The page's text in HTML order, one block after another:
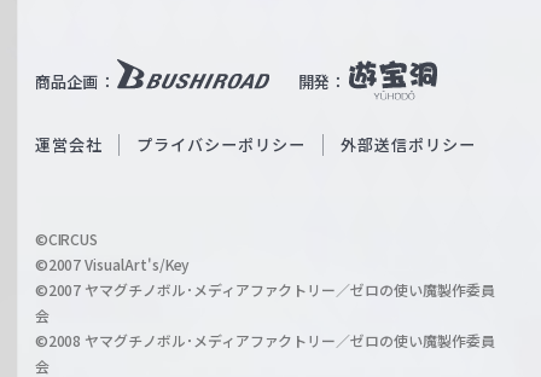
ß
c
a
r
z
商品企画： 開発：
b
O
i
l
運営会社 プライバシーポリシー 外部送信ポリシー
©CIRCUS
©2007 VisualArt's/Key
©2007 ヤマグチノボル･メディアファクトリー／ゼロの使い魔製作委員
会
©2008 ヤマグチノボル･メディアファクトリー／ゼロの使い魔製作委員
会